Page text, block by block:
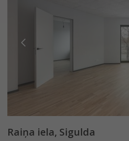
Raiņa iela, Sigulda